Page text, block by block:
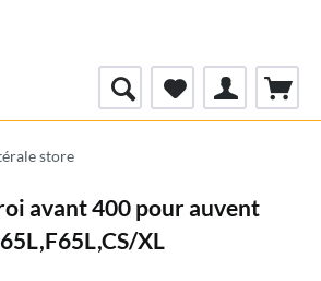
store
avant 400 pour auvent
XL